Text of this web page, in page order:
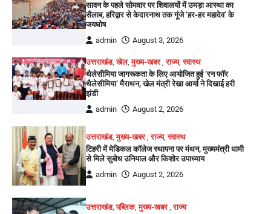
सावन के पहले सोमवार पर शिवालयों में उमड़ा आस्था का
सैलाब, हरिद्वार से केदारनाथ तक गूंजे ‘हर-हर महादेव’ के
जयघोष
admin
August 3, 2026
उत्तराखंड,खेल,मुख्य-खबर,राज्य,स्वास्थ
थैलेसीमिया जागरूकता के लिए आयोजित हुई ‘रन फॉर
थैलेसीमिया’ मैराथन, खेल मंत्री रेखा आर्या ने दिखाई हरी
झंडी
admin
August 2, 2026
उत्तराखंड,मुख्य-खबर,राज्य,स्वास्थ
टिहरी में मेडिकल कॉलेज स्थापना पर मंथन, मुख्यमंत्री धामी
से मिले सुबोध उनियाल और किशोर उपाध्याय
admin
August 2, 2026
उत्तराखंड,पब्लिक,मुख्य-खबर,राज्य